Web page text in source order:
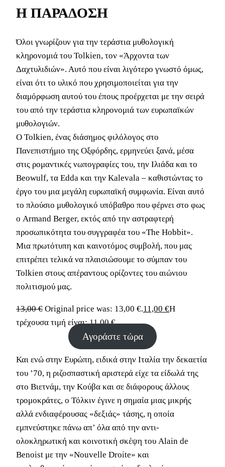
Η ΠΑΡΑΔΟΣΗ
Όλοι γνωρίζουν για την τεράστια μυθολογική
κληρονομιά του Tolkien, τον «Άρχοντα των
Δαχτυλιδιών». Αυτό που είναι λιγότερο γνωστό όμως,
είναι ότι το υλικό που χρησιμοποιείται για την
διαμόρφωση αυτού του έπους προέρχεται με την σειρά
του από την τεράστια κληρονομιά των ευρωπαϊκών
μυθολογιών.
Ο Tolkien, ένας διάσημος φιλόλογος στο
Πανεπιστήμιο της Οξφόρδης, ερμηνεύει ξανά, μέσα
στις ρομαντικές νωπογραφίες του, την Ιλιάδα και το
Beowulf, τα Edda και την Kalevala – καθιστώντας το
έργο του μια μεγάλη ευρωπαϊκή συμφωνία. Είναι αυτό
το πλούσιο μυθολογικό υπόβαθρο που φέρνει στο φως
ο Armand Berger, εκτός από την αστραφτερή
προσωπικότητα του συγγραφέα του «The Hobbit».
Μια πρωτότυπη και καινοτόμος συμβολή, που μας
επιτρέπει τελικά να πλαισιώσουμε το σύμπαν του
Tolkien στους απέραντους ορίζοντες του αιώνιου
πολιτισμού μας.
13,00€ Original price was: 13,00 €.11,00 €Η
τρέχουσα τιμή είναι: 11,00 €.
Αγοράστε τώρα
Και ενώ στην Ευρώπη, ειδικά στην Ιταλία την δεκαετία
του ’70, η ριζοσπαστική αριστερά είχε τα είδωλά της
στο Βιετνάμ, την Κούβα και σε διάφορους άλλους
τρομοκράτες, ο Τόλκιν έγινε η σημαία μιας μικρής
αλλά ενδιαφέρουσας «δεξιάς» τάσης, η οποία
εμπνεύστηκε πάνω απ’ όλα από την αντι-
ολοκληρωτική και κοινοτική σκέψη του Alain de
Benoist με την «Nouvelle Droite» και